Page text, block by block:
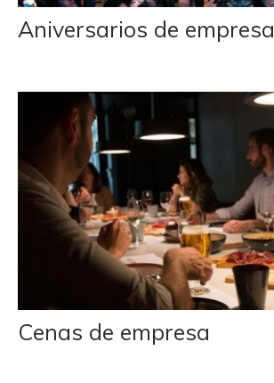
Aniversarios de empresa
Cenas de empresa